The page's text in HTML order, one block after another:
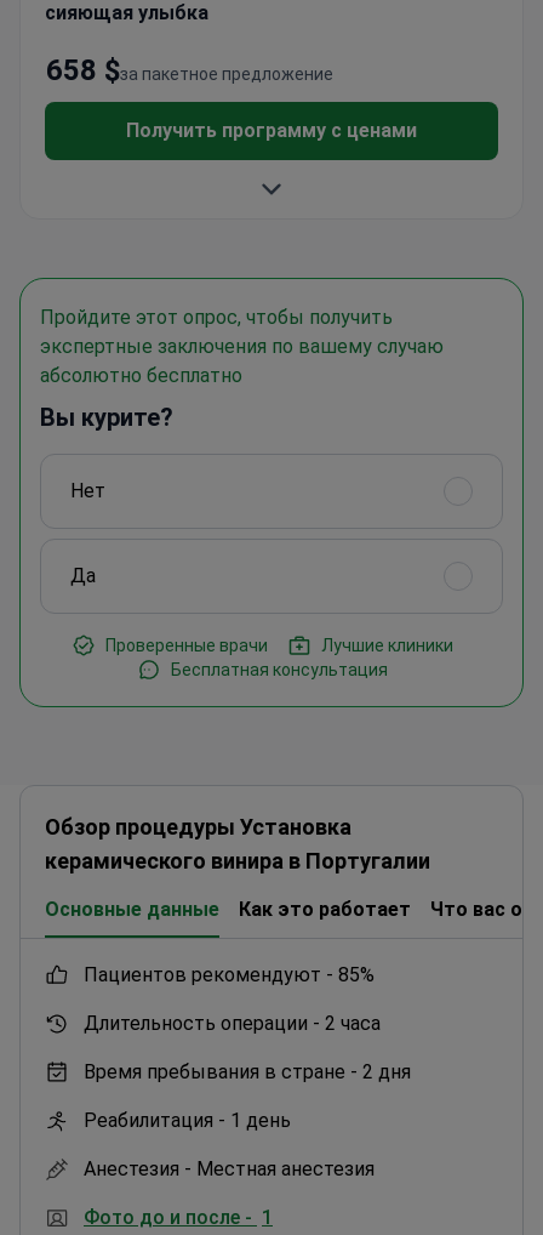
сияющая улыбка
за пакетное предложение
658 $
Получить программу с ценами
Пройдите этот опрос, чтобы получить
экспертные заключения по вашему случаю
абсолютно бесплатно
Вы курите?
Нет
Да
Проверенные врачи
Лучшие клиники
Бесплатная консультация
Обзор процедуры Установка
керамического винира в Португалии
Основные данные Как это работает Что вас
пациентов рекомендуют - 85%
Длительность операции - 2 часа
Время пребывания в стране - 2 дня
Реабилитация - 1 день
Анестезия - Местная анестезия
Фото до и после - 1